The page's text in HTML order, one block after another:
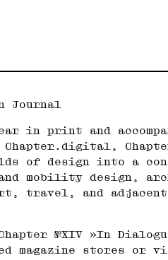
Journal
in print and
Chapter.digital,
of design into a
mobility design,
travel, and
№XIV »In
magazine stores or